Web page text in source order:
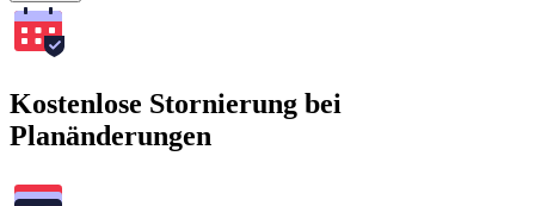
Kostenlose Stornierung bei
Planänderungen